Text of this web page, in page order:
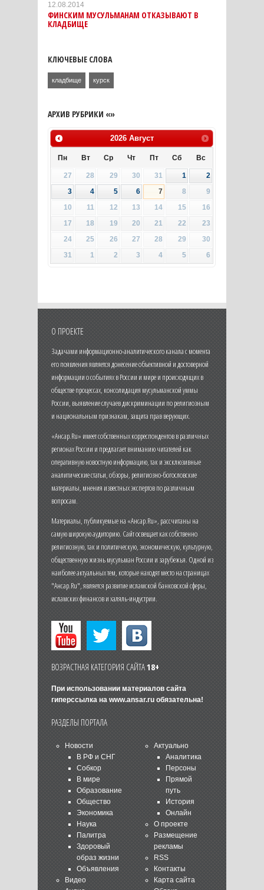
12.08.2014
ФИНСКИМ МУСУЛЬМАНАМ ОТКАЗЫВАЮТ В
КЛАДБИЩЕ
КЛЮЧЕВЫЕ СЛОВА
кладбище курск
АРХИВ РУБРИКИ «»
2026 Август
Пн Вт Ср Чт Пт Сб Вс
27 28 29 30 31 1
2
3
4 5 6 7 8
9
10
11 12 13 14 15
16
17
18 19 20 21 22
23
24
25 26 27 28 29
30
31
1 2 3 4 5 6
О ПРОЕКТЕ
Задачами информационно-аналитического канала с момента
его появления является донесение объективной и достоверной
информации о событиях в России и мире и происходящих в
обществе процессах, консолидация мусульманской уммы
России, выявление случаев дискриминации по религиозным
и национальным признакам, защита прав верующих.
«Ансар.Ru» имеет собственных корреспондентов в различных
регионах России и предлагает вниманию читателей как
оперативную новостную информацию, так и эксклюзивные
аналитические статьи, обзоры, религиозно-богословские
материалы, мнения известных экспертов по различным
вопросам.
Материалы, публикуемые на «Ансар.Ru», рассчитаны на
самую широкую аудиторию. Сайт освещает как собственно
религиозную, так и политическую, экономическую, культурную,
общественную жизнь мусульман России и зарубежья. Одной из
наиболее актуальных тем, которые находят место на страницах
"Ансар.Ru", является развитие исламской банковской сферы,
исламских финансов и халяль-индустрии.
ВОЗРАСТНАЯ КАТЕГОРИЯ САЙТА18+
При использовании материалов сайта
гиперссылка на www.ansar.ruобязательна!
РАЗДЕЛЫ ПОРТАЛА
Новости
В РФ и СНГ
Собкор
В мире
Образование
Общество
Экономика
Наука
Палитра
Здоровый
образ жизни
Объявления
Видео
Актуально
Аналитика
Персоны
Прямой
путь
История
Онлайн
О проекте
Размещение
рекламы
RSS
Контакты
Карта сайта